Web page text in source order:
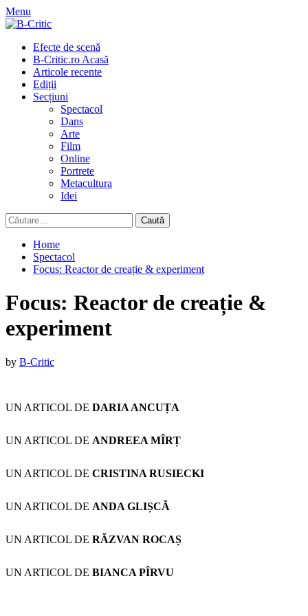
Skip
to
Menu
Primary
Menu
Efecte de scenă
B-Critic.ro Acasă
Articole recente
Ediții
Secțiuni
Spectacol
Dans
Arte
Film
Online
Portrete
Metacultura
Idei
Caută
după:
Home
Spectacol
Focus: Reactor de creație & experiment
Focus: Reactor de creație &
experiment
Published
noiembrie
noiembrie
by B-Critic
UN ARTICOL DE DARIA ANCUȚA
UN ARTICOL DE ANDREEA MÎRȚ
UN ARTICOL DE CRISTINA RUSIECKI
UN ARTICOL DE ANDA GLIȘCĂ
UN ARTICOL DE RĂZVAN ROCAȘ
UN ARTICOL DE BIANCA PÎRVU